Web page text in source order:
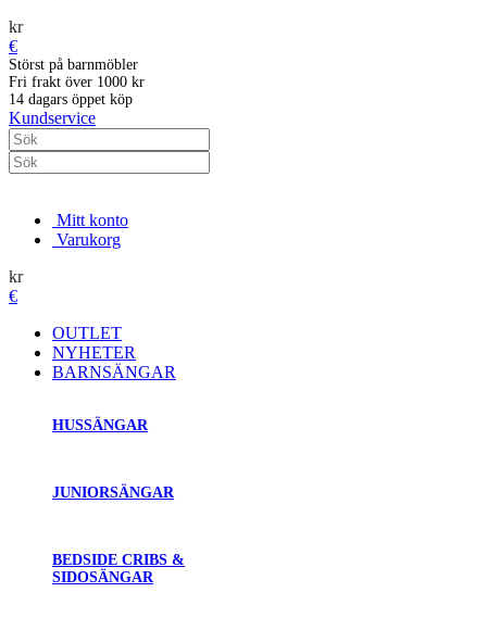
kr
€
Störst på barnmöbler
Fri frakt över 1000 kr
14 dagars öppet köp
Kundservice
Mitt konto
Varukorg
kr
€
OUTLET
NYHETER
BARNSÄNGAR
HUSSÄNGAR
JUNIORSÄNGAR
BEDSIDE CRIBS &
SIDOSÄNGAR